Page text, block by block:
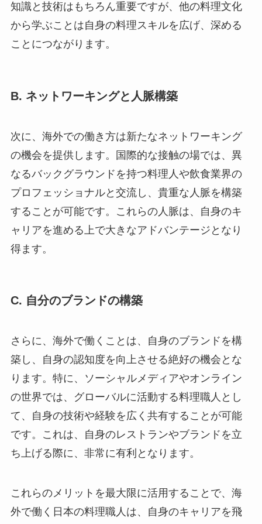
知識と技術はもちろん重要ですが、他の料理文化
から学ぶことは自身の料理スキルを広げ、深める
ことにつながります。
B. ネットワーキングと人脈構築
次に、海外での働き方は新たなネットワーキング
の機会を提供します。国際的な接触の場では、異
なるバックグラウンドを持つ料理人や飲食業界の
プロフェッショナルと交流し、貴重な人脈を構築
することが可能です。これらの人脈は、自身のキ
ャリアを進める上で大きなアドバンテージとなり
得ます。
C. 自分のブランドの構築
さらに、海外で働くことは、自身のブランドを構
築し、自身の認知度を向上させる絶好の機会とな
ります。特に、ソーシャルメディアやオンライン
の世界では、グローバルに活動する料理職人とし
て、自身の技術や経験を広く共有することが可能
です。これは、自身のレストランやブランドを立
ち上げる際に、非常に有利となります。
これらのメリットを最大限に活用することで、海
外で働く日本の料理職人は、自身のキャリアを飛